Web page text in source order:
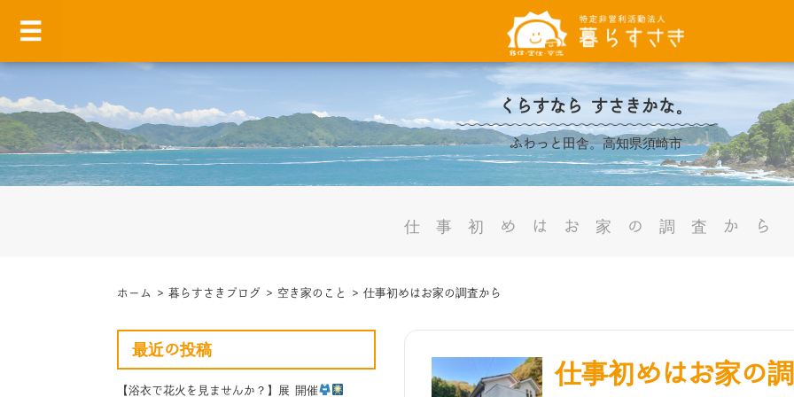
くらすなら すさきかな。
ふわっと田舎。高知県須崎市
仕事初めはお家の調査から
ホーム > 暮らすさきブログ > 空き家のこと > 仕事初めはお家の調査から
仕事初めはお家の
最近の投稿
【浴衣で花火を見ませんか？】展 開催